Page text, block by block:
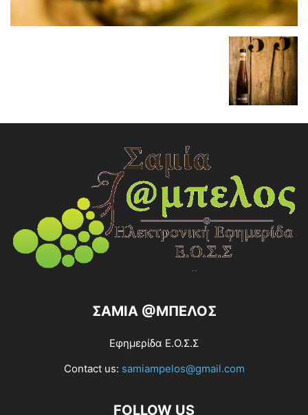
ΣΑΜΙΑ @ΜΠΕΛΟΣ
Εφημερίδα Ε.Ο.Σ.Σ
Contact us: samiampelos@gmail.com
FOLLOW US